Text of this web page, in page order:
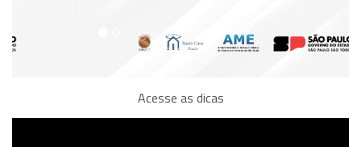
Acesse as dicas